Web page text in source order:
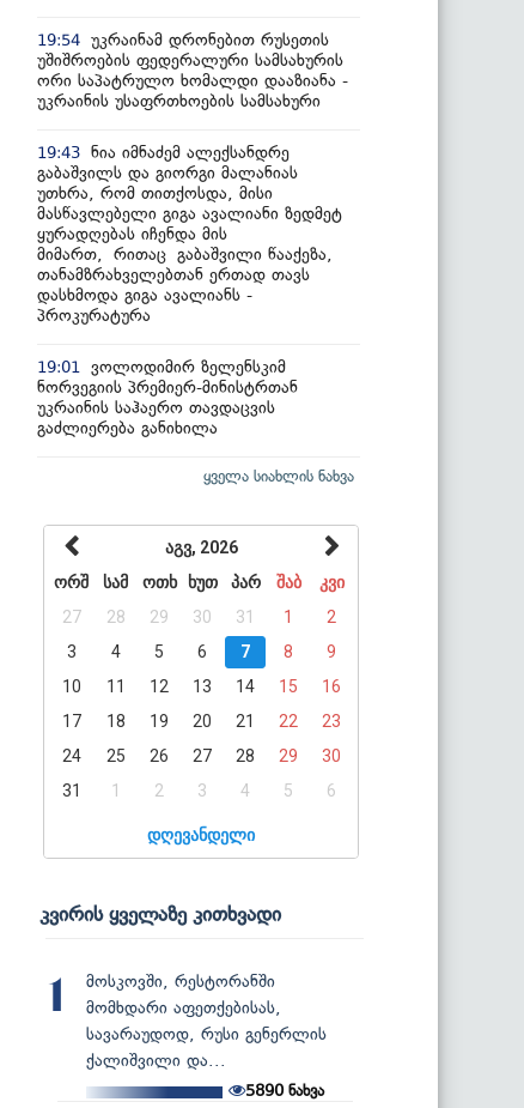
19:54 უკრაინამ დრონებით რუსეთის
უშიშროების ფედერალური სამსახურის
ორი საპატრულო ხომალდი დააზიანა -
უკრაინის უსაფრთხოების სამსახური
19:43 ნია იმნაძემ ალექსანდრე
გაბაშვილს და გიორგი მალანიას
უთხრა, რომ თითქოსდა, მისი
მასწავლებელი გიგა ავალიანი ზედმეტ
ყურადღებას იჩენდა მის
მიმართ, რითაც გაბაშვილი წააქეზა,
თანამზრახველებთან ერთად თავს
დასხმოდა გიგა ავალიანს -
პროკურატურა
19:01
ვოლოდიმირ ზელენსკიმ
ნორვეგიის პრემიერ-მინისტრთან
უკრაინის საჰაერო თავდაცვის
გაძლიერება განიხილა
ყველა სიახლის ნახვა
აგვ, 2026
ორშ
სამ ოთხ ხუთ პარ შაბ
კვი
27
28 29 30 31 1
2
3
4 5 6 7 8
9
10
11 12 13 14 15
16
17
18 19 20 21 22
23
24
25 26 27 28 29
30
31
1 2 3 4 5 6
დღევანდელი
კვირის ყველაზე კითხვადი
1
მოსკოვში, რესტორანში
მომხდარი აფეთქებისას,
სავარაუდოდ, რუსი გენერლის
ქალიშვილი და...
5890ნახვა